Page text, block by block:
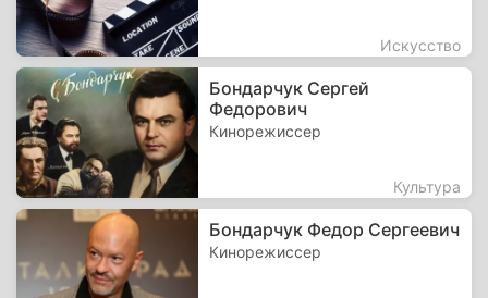
Искусство
Бондарчук Сергей
Федорович
Кинорежиссер
Культура
Бондарчук Федор Сергеевич
Кинорежиссер